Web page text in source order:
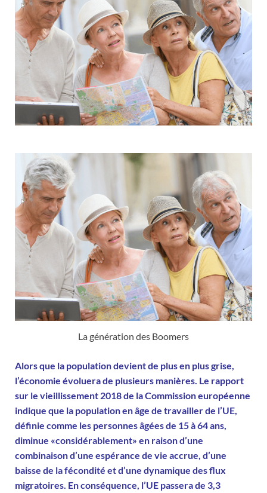
La génération des Boomers
Alors que la population devient de plus en plus grise,
l’économie évoluera de plusieurs manières. Le rapport
sur le vieillissement 2018 de la Commission européenne
indique que la population en âge de travailler de l’UE,
définie comme les personnes âgées de 15 à 64 ans,
diminue «considérablement» en raison d’une
combinaison d’une espérance de vie accrue, d’une
baisse de la fécondité et d’une dynamique des flux
migratoires. En conséquence, l’UE passera de 3,3